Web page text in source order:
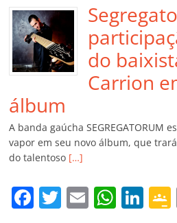
do
Carrion
álbum
A banda gaúcha SEGREGATORUM
vapor em seu novo álbum, que
do talentoso […]
F T E W Li